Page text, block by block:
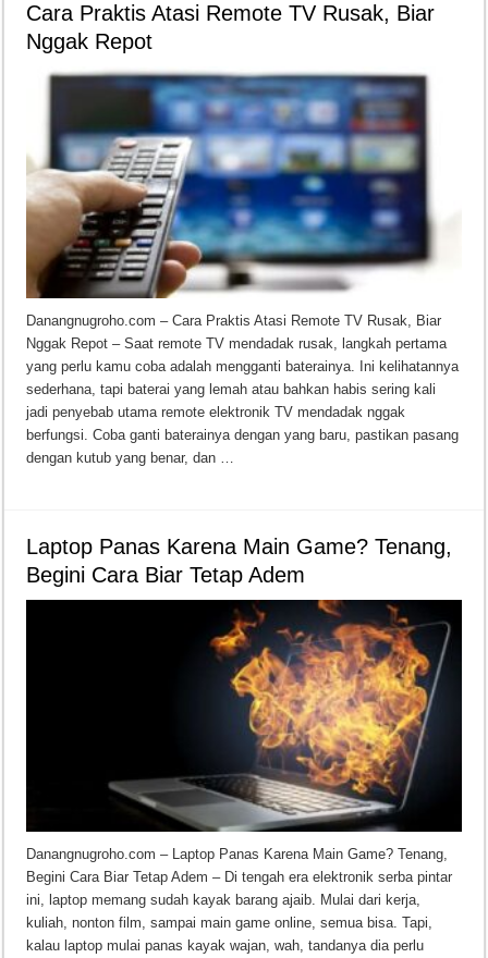
Cara Praktis Atasi Remote TV Rusak, Biar
Nggak Repot
Danangnugroho.com – Cara Praktis Atasi Remote TV Rusak, Biar
Nggak Repot – Saat remote TV mendadak rusak, langkah pertama
yang perlu kamu coba adalah mengganti baterainya. Ini kelihatannya
sederhana, tapi baterai yang lemah atau bahkan habis sering kali
jadi penyebab utama remote elektronik TV mendadak nggak
berfungsi. Coba ganti baterainya dengan yang baru, pastikan pasang
dengan kutub yang benar, dan …
Laptop Panas Karena Main Game? Tenang,
Begini Cara Biar Tetap Adem
Danangnugroho.com – Laptop Panas Karena Main Game? Tenang,
Begini Cara Biar Tetap Adem – Di tengah era elektronik serba pintar
ini, laptop memang sudah kayak barang ajaib. Mulai dari kerja,
kuliah, nonton film, sampai main game online, semua bisa. Tapi,
kalau laptop mulai panas kayak wajan, wah, tandanya dia perlu